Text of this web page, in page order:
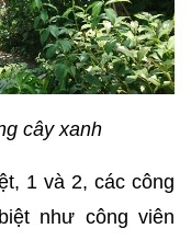
cây xanh
1 và 2, các công
như công viên